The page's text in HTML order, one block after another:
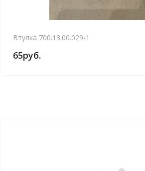
Втулка 700.13.00.029-1
65руб.